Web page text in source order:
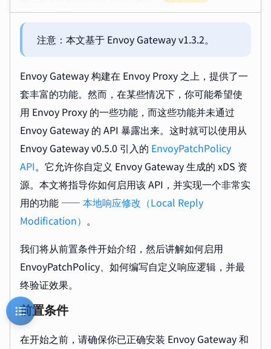
注意：本文基于 Envoy Gateway v1.3.2。
Envoy Gateway 构建在 Envoy Proxy 之上，提供了一
套丰富的功能。然而，在某些情况下，你可能希望使
用 Envoy Proxy 的一些功能，而这些功能并未通过
Envoy Gateway 的 API 暴露出来。这时就可以使用从
Envoy Gateway v0.5.0 引入的 EnvoyPatchPolicy
API。它允许你自定义 Envoy Gateway 生成的 xDS 资
源。本文将指导你如何启用该 API，并实现一个非常实
用的功能 —— 本地响应修改（Local Reply
Modification） 。
我们将从前置条件开始介绍，然后讲解如何启用
EnvoyPatchPolicy、如何编写自定义响应逻辑，并最
终验证效果。
前置条件
在开始之前，请确保你已正确安装 Envoy Gateway 和